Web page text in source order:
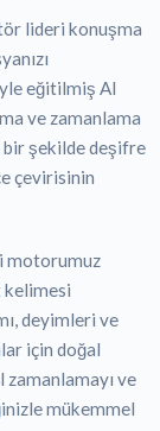
lideri konuşma
eğitilmiş AI
ve zamanlama
bir şekilde deşifre
çevirisinin
motorumuz
kelimesi
deyimleri ve
için doğal
ve
mükemmel